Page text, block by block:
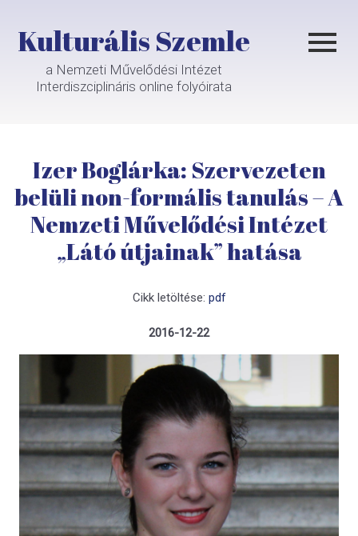
Kulturális Szemle
a Nemzeti Művelődési Intézet
Interdiszciplináris online folyóirata
Izer Boglárka: Szervezeten
belüli non-formális tanulás – A
Nemzeti Művelődési Intézet
„Látó útjainak” hatása
Cikk letöltése: pdf
2016-12-22